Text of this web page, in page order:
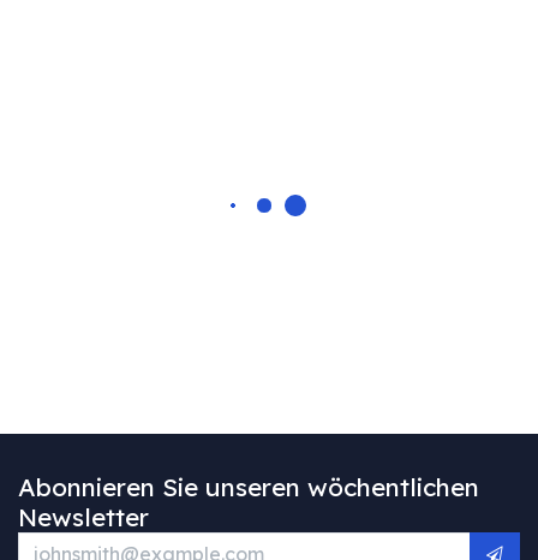
Abonnieren Sie unseren wöchentlichen
Newsletter